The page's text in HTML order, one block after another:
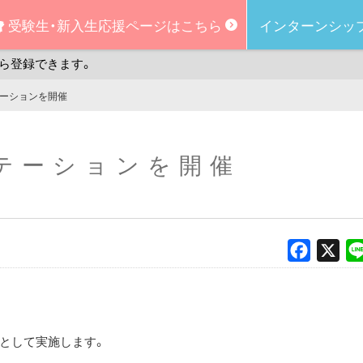
受験生・新入生応援ページはこちら インターンシッ
登録できます。
ションを開催
ションを開催
して実施します。